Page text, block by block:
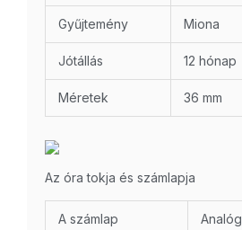
Gyűjtemény Miona
Jótállás 12 hónap
Méretek 36 mm
Az óra tokja és számlapja
A számlap Analóg